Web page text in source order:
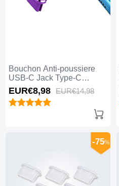
Bouchon Anti-poussiere
USB-C Jack Type-C
Universel H13 pour Apple
iPhone 15 Pro Max Violet
EUR€8,98 EUR€14,98
-75%